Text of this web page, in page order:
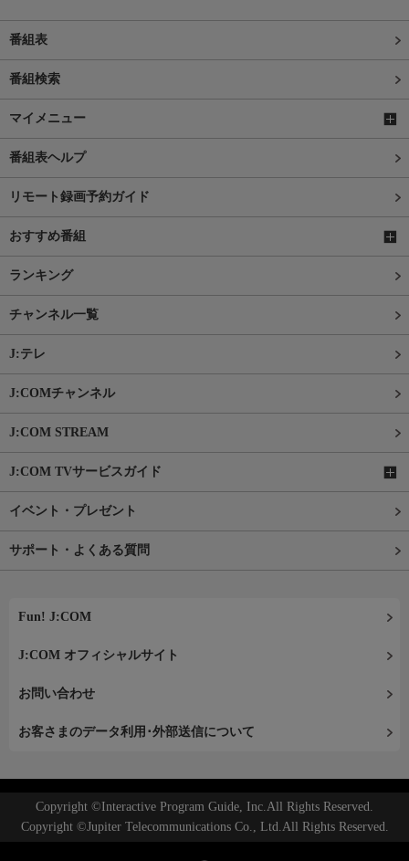
番組表
番組検索
マイメニュー
番組表ヘルプ
リモート録画予約ガイド
おすすめ番組
ランキング
チャンネル一覧
J:テレ
J:COMチャンネル
J:COM STREAM
J:COM TVサービスガイド
イベント・プレゼント
サポート・よくある質問
Fun! J:COM
J:COM オフィシャルサイト
お問い合わせ
お客さまのデータ利用･外部送信について
Copyright ©Interactive Program Guide, Inc.All Rights Reserved.
Copyright ©Jupiter Telecommunications Co., Ltd.All Rights Reserved.